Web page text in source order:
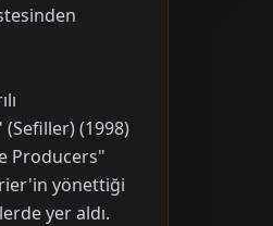
(1998)
Producers"
yönettiği
yer aldı.